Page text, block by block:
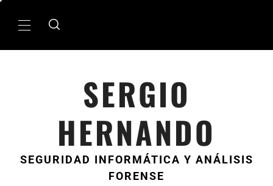
MenÃº
SERGIO
HERNANDO
SEGURIDAD INFORMÁTICA Y ANÁLISIS
FORENSE